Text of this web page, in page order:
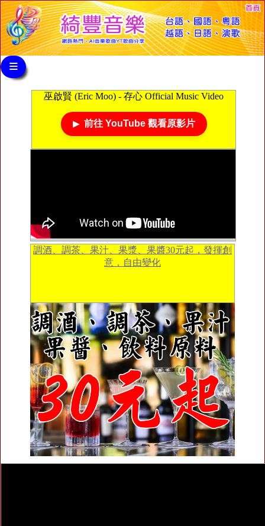
≡
巫啟賢 (Eric Moo) - 存心 Official Music Video
前往 YouTube 觀看原影片
調酒、調茶、果汁、果漿、果醬30元起，發揮創
意，自由變化